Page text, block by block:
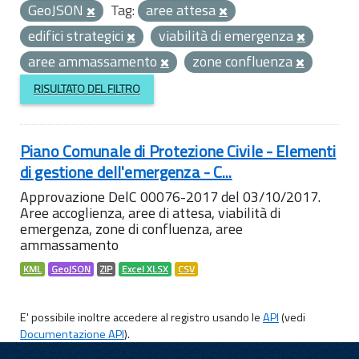
GeoJSON
Tag: aree attesa
edifici strategici
viabilità di emergenza
aree ammassamento
zone confluenza
RISULTATO DEL FILTRO
Piano Comunale di Protezione Civile - Elementi
di gestione dell'emergenza - C...
Approvazione DelC 00076-2017 del 03/10/2017.
Aree accoglienza, aree di attesa, viabilità di
emergenza, zone di confluenza, aree
ammassamento
KML GeoJSON ZIP Excel XLSX CSV
E' possibile inoltre accedere al registro usando leAPI(vedi
Documentazione API).